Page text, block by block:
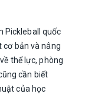
Pickleball quốc
cơ bản và nâng
thể lực, phòng
cần biết
của học